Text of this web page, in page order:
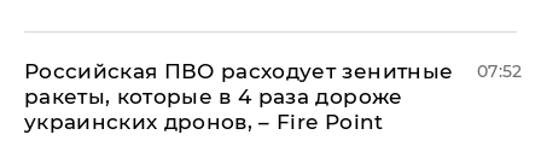
Российская ПВО расходует зенитные
ракеты, которые в 4 раза дороже
украинских дронов, – Fire Point
07:52